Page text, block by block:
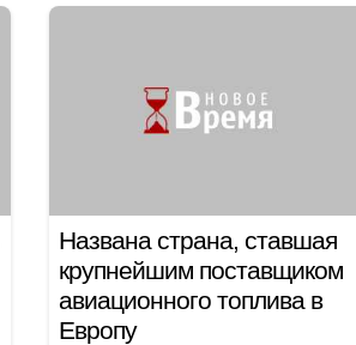
Названа страна, ставшая
крупнейшим поставщиком
авиационного топлива в
Европу